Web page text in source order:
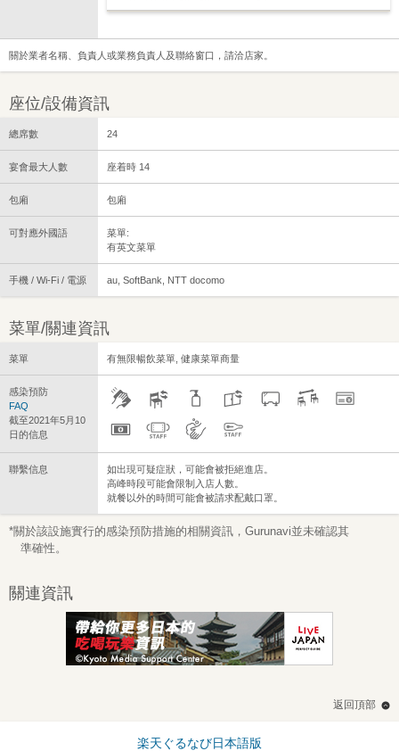
關於業者名稱、負責人或業務負責人及聯絡窗口，請洽店家。
座位/設備資訊
總席數 24
宴會最大人數 座着時 14
包廂 包廂
可對應外國語
菜單:
有英文菜單
手機 / Wi-Fi / 電源 au, SoftBank, NTT docomo
菜單/關連資訊
菜單 有無限暢飲菜單, 健康菜單商量
感染預防
FAQ
截至2021年5月10
日的信息
聯繫信息
如出現可疑症狀，可能會被拒絕進店。
高峰時段可能會限制入店人數。
就餐以外的時間可能會被請求配戴口罩。
*關於該設施實行的感染預防措施的相關資訊，Gurunavi並未確認其
準確性。
關連資訊
返回頂部
楽天ぐるなび日本語版